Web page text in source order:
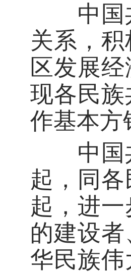
中国共
关系，
区发展
现各民
作基本方
中国共
起，同
起，进
的建设
华民族